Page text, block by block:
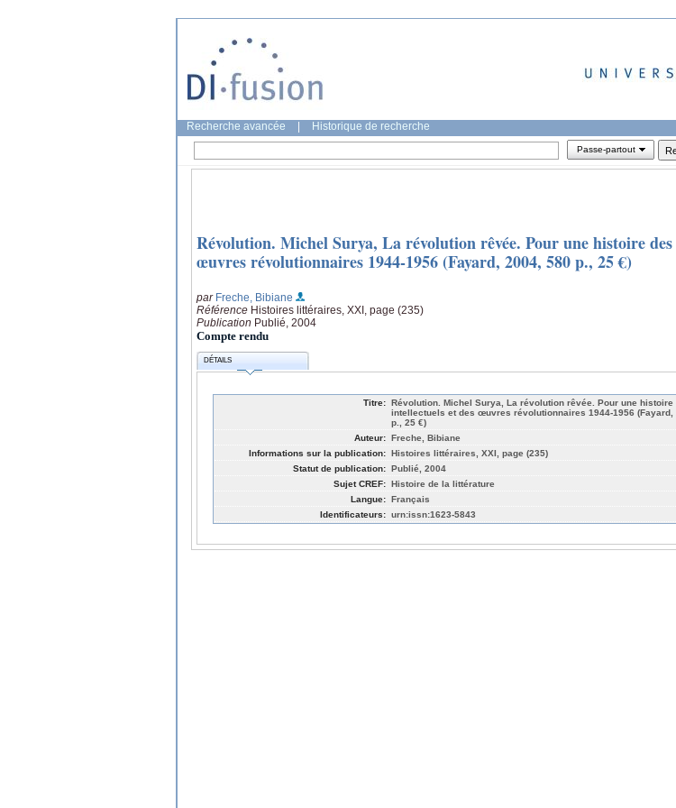
Recherche avancée Historique de recherche
Passe-partout
Révolution. Michel Surya, La révolution rêvée. Pour une histoire
œuvres révolutionnaires 1944-1956 (Fayard, 2004, 580 p., 25 €)
par Freche, Bibiane
Référence Histoires littéraires, XXI, page (235)
Publication Publié, 2004
Compte rendu
DÉTAILS
Titre: Révolution. Michel Surya, La révolution rêvée. Pour une histoire
intellectuels et des œuvres révolutionnaires 1944-1956 (Fayard,
p., 25 €)
Auteur: Freche, Bibiane
Informations sur la publication: Histoires littéraires, XXI, page (235)
Statut de publication: Publié, 2004
Sujet CREF: Histoire de la littérature
Langue: Français
Identificateurs: urn:issn:1623-5843